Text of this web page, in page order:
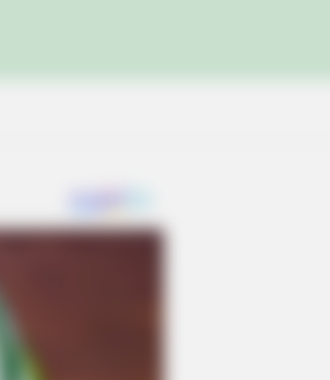
What Happens Next Is Pure Magic